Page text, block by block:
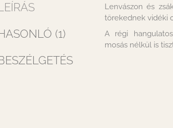
(1)
Lenvászon és
törekednek vidéki
A régi
mosás nélkül is